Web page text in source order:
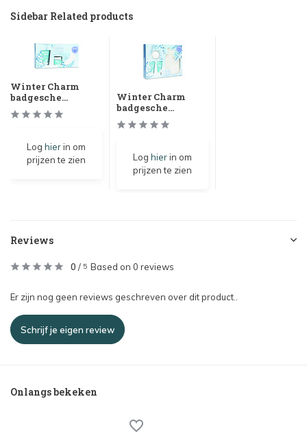
Sidebar Related products
Winter Charm
badgesche...
Log hierin om
prijzen te zien
Winter Charm
badgesche...
Log hierin om
prijzen te zien
Reviews
0 / 5 Based on 0 reviews
Er zijn nog geen reviews geschreven over dit product..
Schrijf je eigen review
Onlangs bekeken